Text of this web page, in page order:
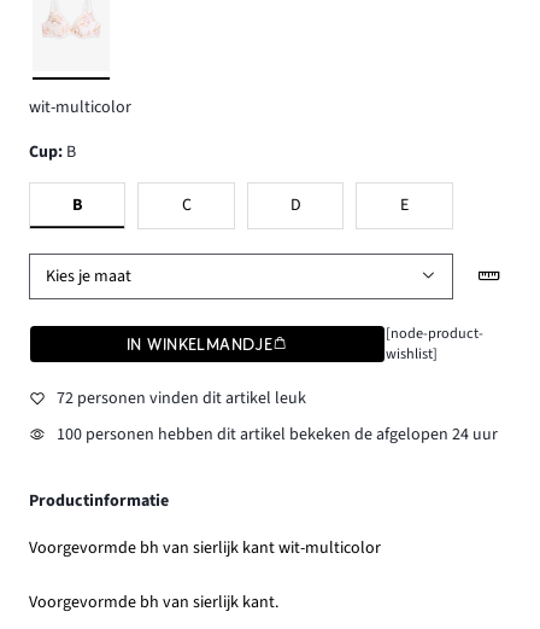
wit-multicolor
Cup: B
B C D E
Kies je maat
IN WINKELMANDJE
[node-product-
wishlist]
72 personen vinden dit artikel leuk
100 personen hebben dit artikel bekeken de afgelopen 24 uur
Productinformatie
Voorgevormde bh van sierlijk kant wit-multicolor
Voorgevormde bh van sierlijk kant.